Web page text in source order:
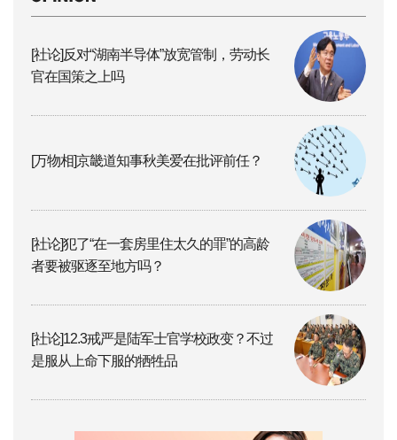
[社论]反对“湖南半导体”放宽管制，劳动长
官在国策之上吗
[万物相]京畿道知事秋美爱在批评前任？
[社论]犯了“在一套房里住太久的罪”的高龄
者要被驱逐至地方吗？
[社论]12.3戒严是陆军士官学校政变？不过
是服从上命下服的牺牲品